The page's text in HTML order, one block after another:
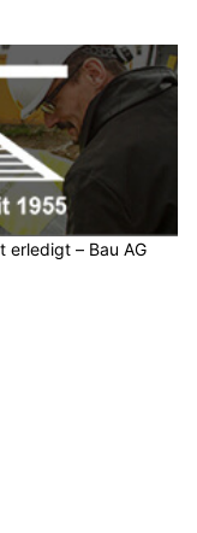
erledigt – Bau AG